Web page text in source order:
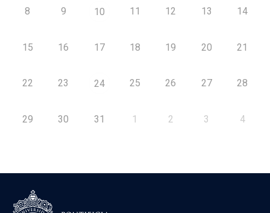
8 9 10 11 12 13 14
15 16 17 18 19 20 21
22 23 24 25 26 27 28
29 30 31 1 2 3 4